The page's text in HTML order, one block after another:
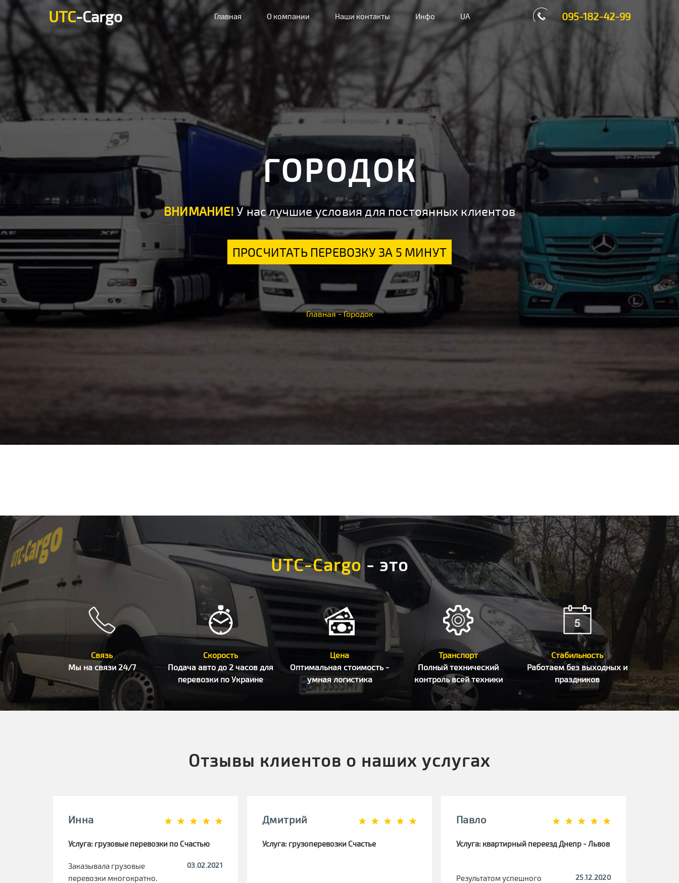
UTC-Cargo Главная О компании Наши контакты Инфо UA 095-182-42-99
ГОРОДОК
ВНИМАНИЕ! У нас лучшие условия для постоянных клиентов
ПРОСЧИТАТЬ ПЕРЕВОЗКУ ЗА 5 МИНУТ
Главная-Городок
UTC-Cargo- это
Связь
Мы на связи 24/7
Скорость
Подача авто до 2 часов для
перевозки по Украине
Цена
Оптимальная стоимость -
умная логистика
Транспорт
Полный технический
контроль всей техники
Стабильность
Работаем без выходных и
праздников
Отзывы клиентов о наших услугах
Инна
Услуга: грузовые перевозки по Счастью
03.02.2021
Заказывала грузовые
перевозки многократно.
Дмитрий
Услуга: грузоперевозки Счастье
Павло
Услуга: квартирный переезд Днепр - Львов
25.12.2020
Результатом успешного